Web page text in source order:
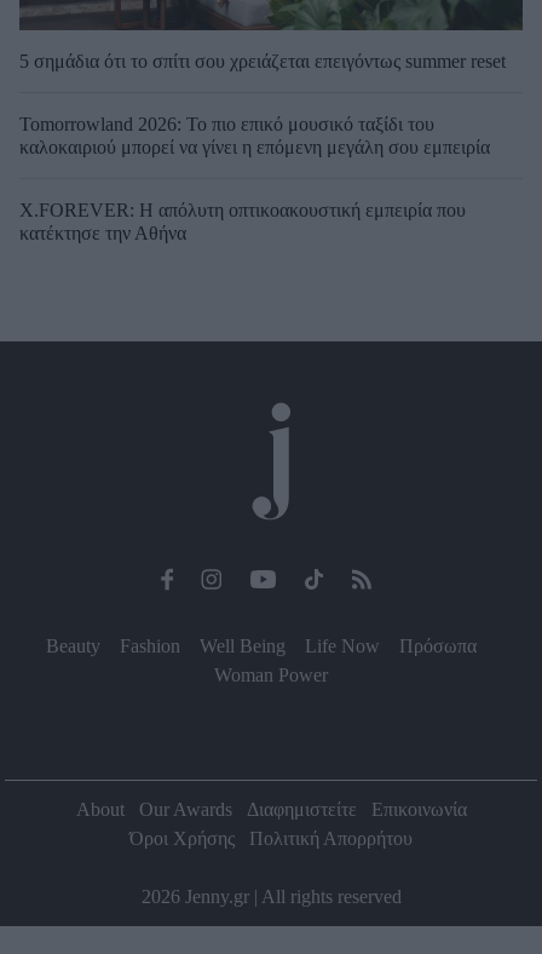
5 σημάδια ότι το σπίτι σου χρειάζεται επειγόντως summer reset
Tomorrowland 2026: Το πιο επικό μουσικό ταξίδι του
καλοκαιριού μπορεί να γίνει η επόμενη μεγάλη σου εμπειρία
X.FOREVER: Η απόλυτη οπτικοακουστική εμπειρία που
κατέκτησε την Αθήνα
Beauty Fashion Well Being Life Now
Πρόσωπα
Woman Power
About Our Awards Διαφημιστείτε
Επικοινωνία
Όροι Χρήσης
Πολιτική Απορρήτου
2026 Jenny.gr | All rights reserved